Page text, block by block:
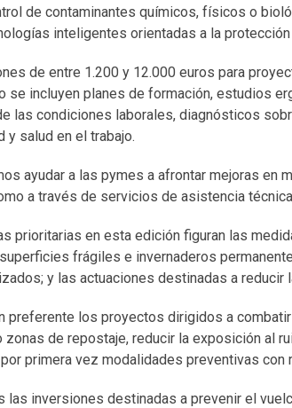
de contaminantes químicos, físicos o
inteligentes orientadas a la
de entre 1.200 y 12.000 euros para
se incluyen planes de formación, estudios
las condiciones laborales, diagnósticos
salud en el trabajo.
ayudar a las pymes a afrontar mejoras
a través de servicios de asistencia
prioritarias en esta edición figuran las
frágiles e invernaderos
y las actuaciones destinadas a
preferente los proyectos dirigidos a
de repostaje, reducir la exposición al
primera vez modalidades preventivas con
las inversiones destinadas a prevenir el